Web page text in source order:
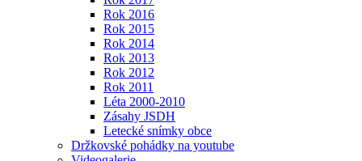
Rok 2016
Rok 2015
Rok 2014
Rok 2013
Rok 2012
Rok 2011
Léta 2000-2010
Zásahy JSDH
Letecké snímky obce
Držkovské pohádky na youtube